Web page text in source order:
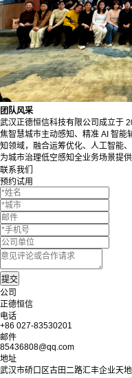
团队风采
武汉正德恒信科技有限公司成立于
焦智慧城市主动感知、精准 AI 智
知领域，融合运筹优化、人工智能
为城市治理低空感知全业务场景提
联系我们
预约试用
公司
正德恒信
电话
+86 027-83530201
邮件
85436808@qq.com
地址
武汉市硚口区古田二路汇丰企业天